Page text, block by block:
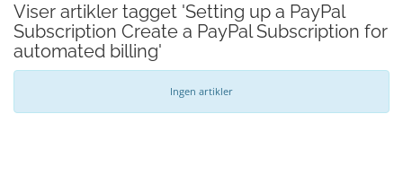
Viser artikler tagget 'Setting up a PayPal
Subscription Create a PayPal Subscription for
automated billing'
Ingen artikler